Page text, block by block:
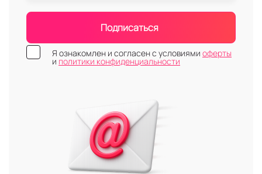
Подписаться
Я ознакомлен и согласен с условиями оферты
и политики конфиденциальности